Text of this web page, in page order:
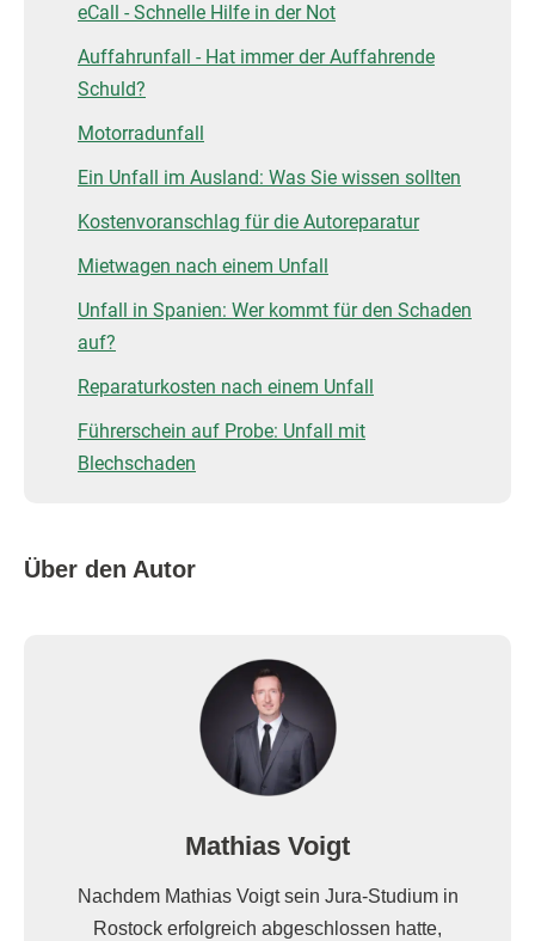
eCall - Schnelle Hilfe in der Not
Auffahrunfall - Hat immer der Auffahrende
Schuld?
Motorradunfall
Ein Unfall im Ausland: Was Sie wissen sollten
Kostenvoranschlag für die Autoreparatur
Mietwagen nach einem Unfall
Unfall in Spanien: Wer kommt für den Schaden
auf?
Reparaturkosten nach einem Unfall
Führerschein auf Probe: Unfall mit
Blechschaden
Über den Autor
Mathias Voigt
Nachdem Mathias Voigt sein Jura-Studium in
Rostock erfolgreich abgeschlossen hatte,